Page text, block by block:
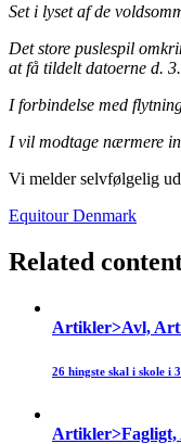
Set i lyset af de
Det store puslespil
at få tildelt datoerne d.
I forbindelse med
I vil modtage nærmere
Vi melder selvfølgelig
Equitour Denmark
Related
Artikler>Avl,
26 hingste skal i skole i